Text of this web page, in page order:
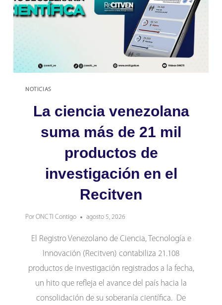
NOTICIAS
La ciencia venezolana
suma más de 21 mil
productos de
investigación en el
Recitven
Por ONCTI Contigo agosto 5, 2026
El Registro Venezolano de Ciencia, Tecnología e
Innovación (Recitven) contabiliza 21.108
productos de investigación registrados a la fecha,
un hito que refleja el avance del país hacia la
consolidación de su soberanía científica. De